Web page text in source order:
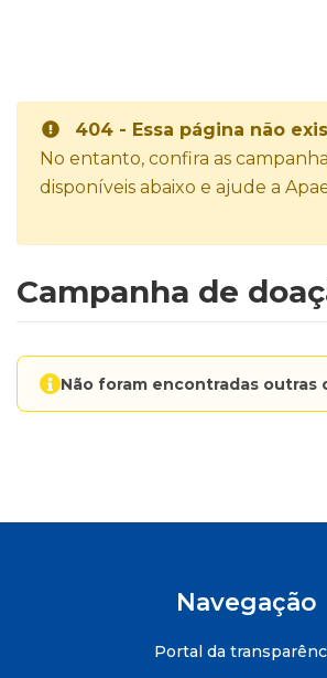
404 - Essa página não
No entanto, confira as
disponíveis abaixo e ajude a
Campanha de
Não foram encontradas outras
Navegação
Portal da